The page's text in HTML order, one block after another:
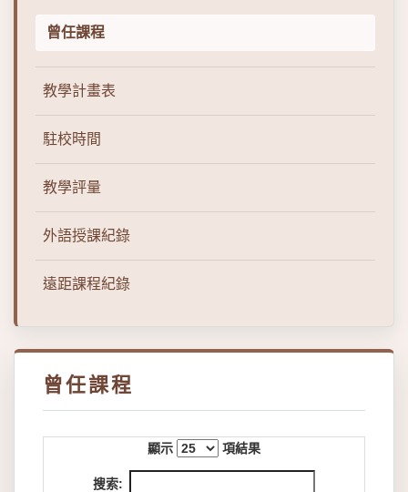
曾任課程
教學計畫表
駐校時間
教學評量
外語授課紀錄
遠距課程紀錄
曾任課程
顯示 項結果
搜索: